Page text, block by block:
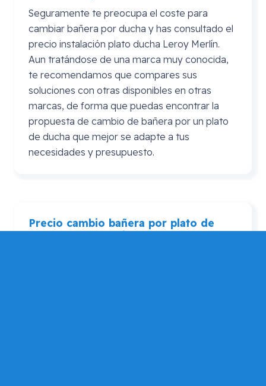
Seguramente te preocupa el coste para
cambiar bañera por ducha y has consultado el
precio instalación plato ducha Leroy Merlín.
Aun tratándose de una marca muy conocida,
te recomendamos que compares sus
soluciones con otras disponibles en otras
marcas, de forma que puedas encontrar la
propuesta de cambio de bañera por un plato
de ducha que mejor se adapte a tus
necesidades y presupuesto.
Precio cambio bañera por plato de
duchaLeroy Merlin